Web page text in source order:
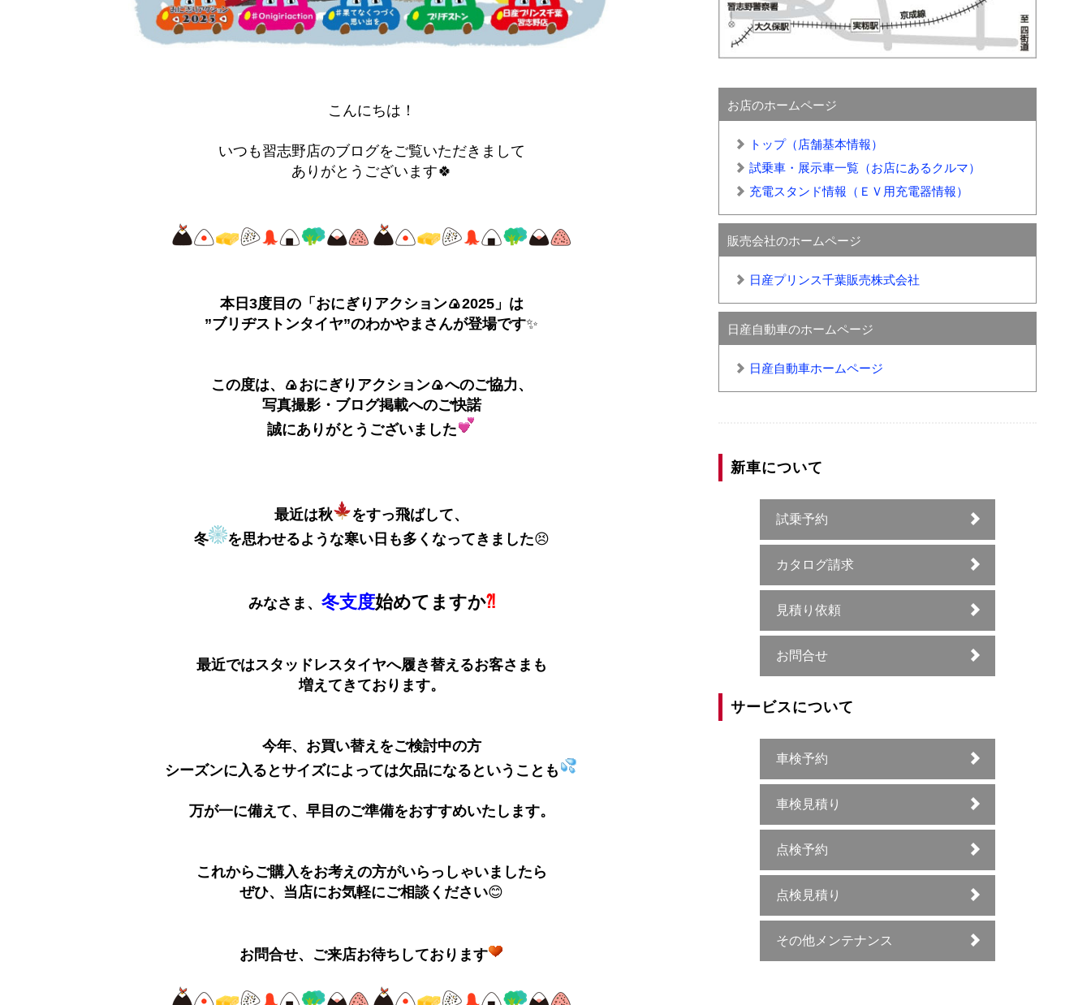
こんにちは！
いつも習志野店のブログをご覧いただきまして
ありがとうございます🍀
本日3度目の「おにぎりアクション🍙2025」は
”ブリヂストンタイヤ”のわかやまさんが登場です✨
この度は、🍙おにぎりアクション🍙へのご協力、
写真撮影・ブログ掲載へのご快諾
誠にありがとうございました
最近は秋
をすっ飛ばして、
冬
を思わせるような寒い日も多くなってきました😣
みなさま、 冬支度始めてますか⁈
最近ではスタッドレスタイヤへ履き替えるお客さまも
増えてきております。
今年、お買い替えをご検討中の方
シーズンに入るとサイズによっては欠品になるということも
万が一に備えて、早目のご準備をおすすめいたします。
これからご購入をお考えの方がいらっしゃいましたら
ぜひ、当店にお気軽にご相談ください😊
お問合せ、ご来店お待ちしております
お店のホームページ
トップ（店舗基本情報）
試乗車・展示車一覧（お店にあるクルマ）
充電スタンド情報（ＥＶ用充電器情報）
販売会社のホームページ
日産プリンス千葉販売株式会社
日産自動車のホームページ
日産自動車ホームページ
新車について
試乗予約
カタログ請求
見積り依頼
お問合せ
サービスについて
車検予約
車検見積り
点検予約
点検見積り
その他メンテナンス